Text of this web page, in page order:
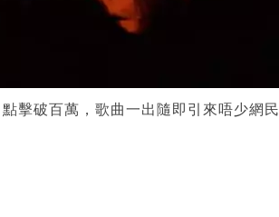
擊破百萬，歌曲一出隨即引來唔少網民